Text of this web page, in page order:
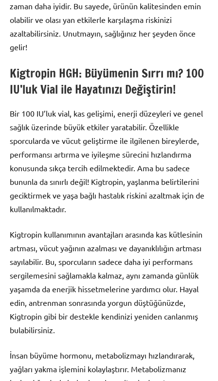
zaman daha iyidir. Bu sayede, ürünün kalitesinden emin
olabilir ve olası yan etkilerle karşılaşma riskinizi
azaltabilirsiniz. Unutmayın, sağlığınız her şeyden önce
gelir!
Kigtropin HGH: Büyümenin Sırrı mı? 100
IU’luk Vial ile Hayatınızı Değiştirin!
Bir 100 IU’luk vial, kas gelişimi, enerji düzeyleri ve genel
sağlık üzerinde büyük etkiler yaratabilir. Özellikle
sporcularda ve vücut geliştirme ile ilgilenen bireylerde,
performansı artırma ve iyileşme sürecini hızlandırma
konusunda sıkça tercih edilmektedir. Ama bu sadece
bununla da sınırlı değil! Kigtropin, yaşlanma belirtilerini
geciktirmek ve yaşa bağlı hastalık riskini azaltmak için de
kullanılmaktadır.
Kigtropin kullanımının avantajları arasında kas kütlesinin
artması, vücut yağının azalması ve dayanıklılığın artması
sayılabilir. Bu, sporcuların sadece daha iyi performans
sergilemesini sağlamakla kalmaz, aynı zamanda günlük
yaşamda da enerjik hissetmelerine yardımcı olur. Hayal
edin, antrenman sonrasında yorgun düştüğünüzde,
Kigtropin gibi bir destekle kendinizi yeniden canlanmış
bulabilirsiniz.
İnsan büyüme hormonu, metabolizmayı hızlandırarak,
yağları yakma işlemini kolaylaştırır. Metabolizmanız